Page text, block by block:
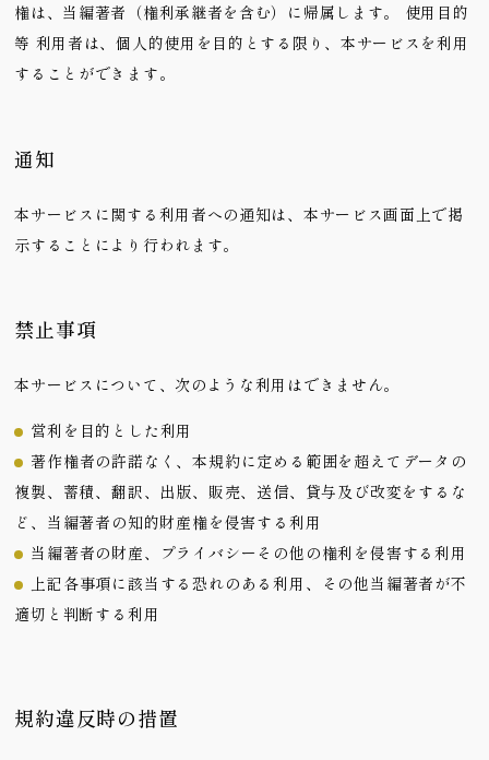
権は、当編著者（権利承継者を含む）に帰属します。 使用目的
等 利用者は、個人的使用を目的とする限り、本サービスを利用
することができます。
通知
本サービスに関する利用者への通知は、本サービス画面上で掲
示することにより行われます。
禁止事項
本サービスについて、次のような利用はできません。
営利を目的とした利用
著作権者の許諾なく、本規約に定める範囲を超えてデータの
複製、蓄積、翻訳、出版、販売、送信、貸与及び改変をするな
ど、当編著者の知的財産権を侵害する利用
当編著者の財産、プライバシーその他の権利を侵害する利用
上記各事項に該当する恐れのある利用、その他当編著者が不
適切と判断する利用
規約違反時の措置